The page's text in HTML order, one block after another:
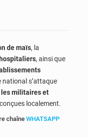
de maïs, la
, ainsi que
national s’attaque
les militaires et
localement.
chaîne WHATSAPP